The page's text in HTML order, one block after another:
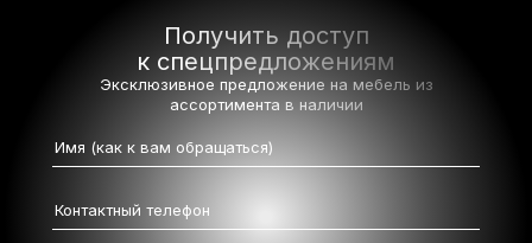
Получить доступ
к спецпредложениям
Эксклюзивное предложение на мебель из
ассортимента в наличии